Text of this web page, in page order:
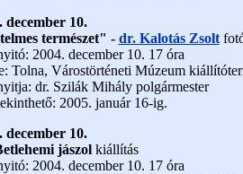
december 10.
természet" - dr. Kalotás Zsolt
2004. december 10. 17 óra
Tolna, Várostörténeti Múzeum
dr. Szilák Mihály polgármester
2005. január 16-ig.
december 10.
jászol kiállítás
2004. december 10. 17 óra